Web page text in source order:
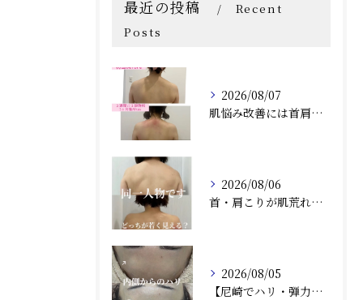
最近の投稿
Recent
Posts
2026/08/07
肌悩み改善には首肩こりの詰まりも取ることがオススメ！兵庫県尼崎エステRindaリンダで赤み、毛穴、ニキビ炎症肌のお悩みの方へ
2026/08/06
首・肩こりが肌荒れにつながる？肌質改善との相乗効果で根本から美しい肌へ（兵庫県尼崎エステ）Rindaリンダで改善しませんか？
2026/08/05
【尼崎でハリ・弾力ケア】フォーエバーヤングで内側からふっくらとした若々しい肌へ